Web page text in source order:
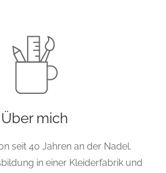
Über mich
seit 40 Jahren an der Nadel.
in einer Kleiderfabrik und